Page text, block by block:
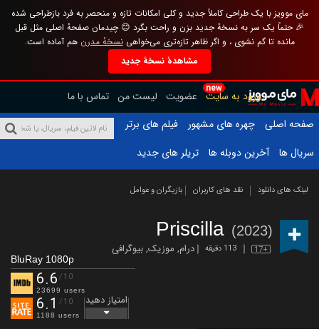
مای موویز با یک طراحی کاملاً جدید و کلی امکانات تازه و منحصر به فرد بازطراحی شده
🎉 حتماً یک سر به نسخهٔ جدید بزن و راحت بگرد 😊 چیدمان صفحهٔ اصلی مثل قبل
مانده تا گم نشوی ، و اگر ظاهر تازه‌تری می‌خواهینسخهٔ مدرن هم آماده است.
مشاهدهٔ نسخهٔ جدید
new
ورود به سایت عضویت لیست من تماس با ما
صفحه اصلی
چهره های مشهور
فیلم های برتر
سریال ها
آخرین دوبله ها تریلر های جدید
لینک های دانلود نقد های کاربران بازیگران و عوامل
Priscilla (2023)
17+ 113 دقیقه درام, موزیک,بیوگرافی
BluRay 1080p
6.6 /10
23699 users
6.1 /10
1188 users
امتیاز دهید